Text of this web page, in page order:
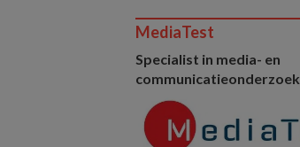
MediaTest
Specialist in media- en
communicatieonderzoek